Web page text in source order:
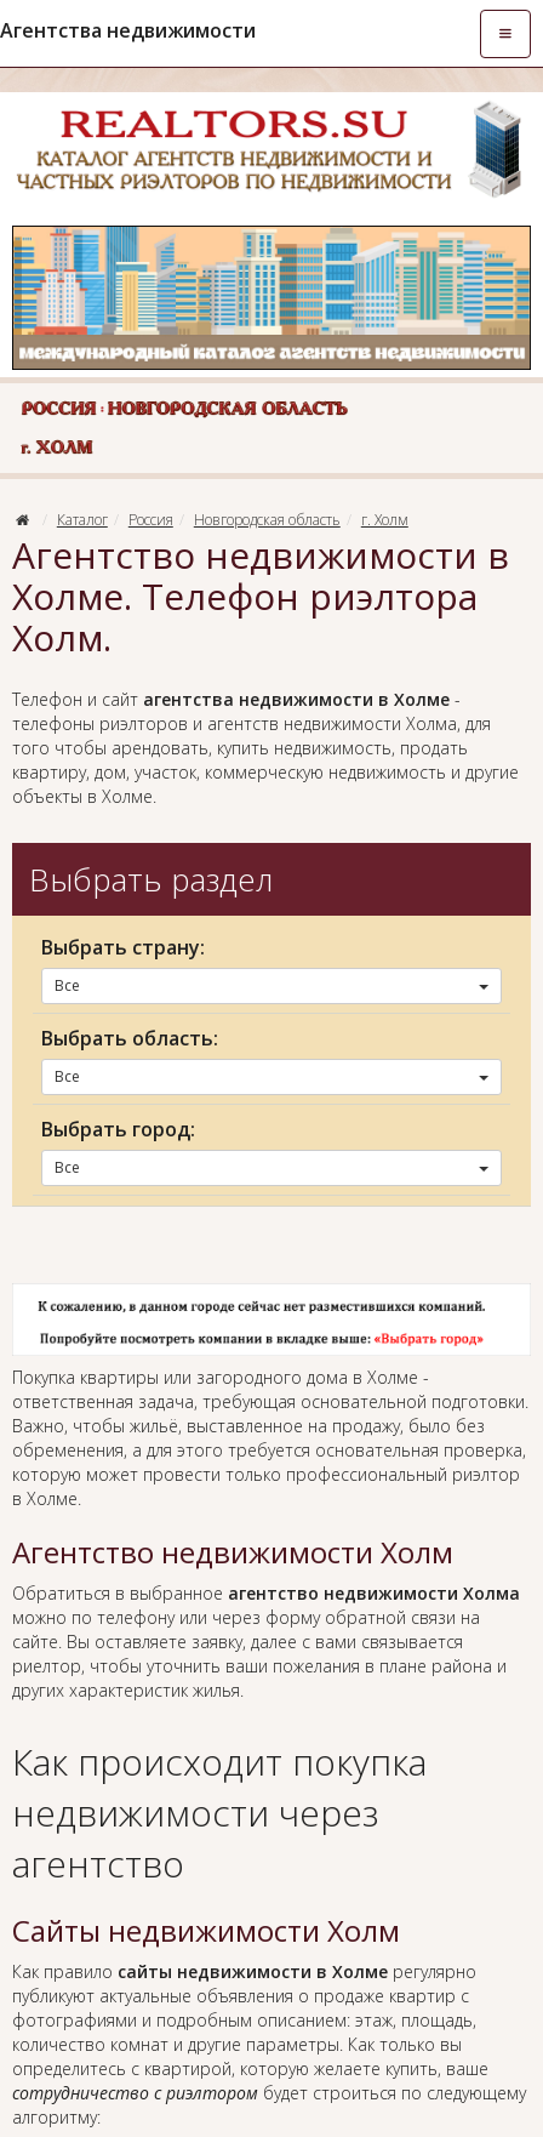
Агентства недвижимости
Каталог Россия Новгородская область г. Холм
Агентство недвижимости в
Холме. Телефон риэлтора
Холм.
Телефон и сайт агентства недвижимости в Холме -
телефоны риэлторов и агентств недвижимости Холма, для
того чтобы арендовать, купить недвижимость, продать
квартиру, дом, участок, коммерческую недвижимость и другие
объекты в Холме.
Выбрать раздел
Выбрать страну:
Все
Выбрать область:
Все
Выбрать город:
Все
Покупка квартиры или загородного дома в Холме -
ответственная задача, требующая основательной подготовки.
Важно, чтобы жильё, выставленное на продажу, было без
обременения, а для этого требуется основательная проверка,
которую может провести только профессиональный риэлтор
в Холме.
Агентство недвижимости Холм
Обратиться в выбранное агентство недвижимости Холма
можно по телефону или через форму обратной связи на
сайте. Вы оставляете заявку, далее с вами связывается
риелтор, чтобы уточнить ваши пожелания в плане района и
других характеристик жилья.
Как происходит покупка
недвижимости через
агентство
Сайты недвижимости Холм
Как правило сайты недвижимости в Холме регулярно
публикуют актуальные объявления о продаже квартир с
фотографиями и подробным описанием: этаж, площадь,
количество комнат и другие параметры. Как только вы
определитесь с квартирой, которую желаете купить, ваше
сотрудничество с риэлтором будет строиться по следующему
алгоритму: